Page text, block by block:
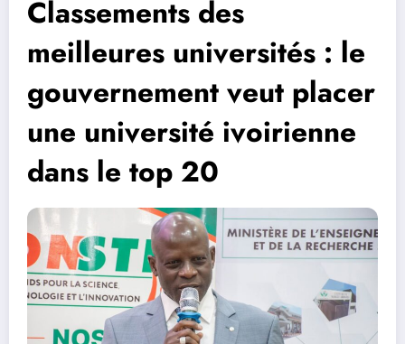
Classements des
meilleures universités : le
gouvernement veut placer
une université ivoirienne
dans le top 20